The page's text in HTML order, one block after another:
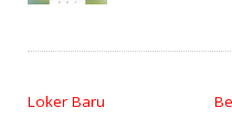
Loker Baru